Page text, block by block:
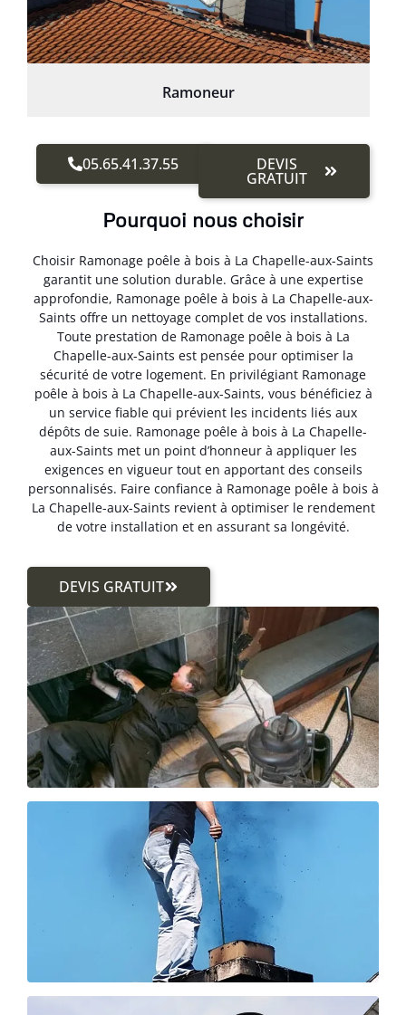
Ramoneur
05.65.41.37.55 DEVIS
GRATUIT
Pourquoi nous choisir
Choisir Ramonage poêle à bois à La Chapelle-aux-Saints
garantit une solution durable. Grâce à une expertise
approfondie, Ramonage poêle à bois à La Chapelle-aux-
Saints offre un nettoyage complet de vos installations.
Toute prestation de Ramonage poêle à bois à La
Chapelle-aux-Saints est pensée pour optimiser la
sécurité de votre logement. En privilégiant Ramonage
poêle à bois à La Chapelle-aux-Saints, vous bénéficiez à
un service fiable qui prévient les incidents liés aux
dépôts de suie. Ramonage poêle à bois à La Chapelle-
aux-Saints met un point d’honneur à appliquer les
exigences en vigueur tout en apportant des conseils
personnalisés. Faire confiance à Ramonage poêle à bois à
La Chapelle-aux-Saints revient à optimiser le rendement
de votre installation et en assurant sa longévité.
DEVIS GRATUIT